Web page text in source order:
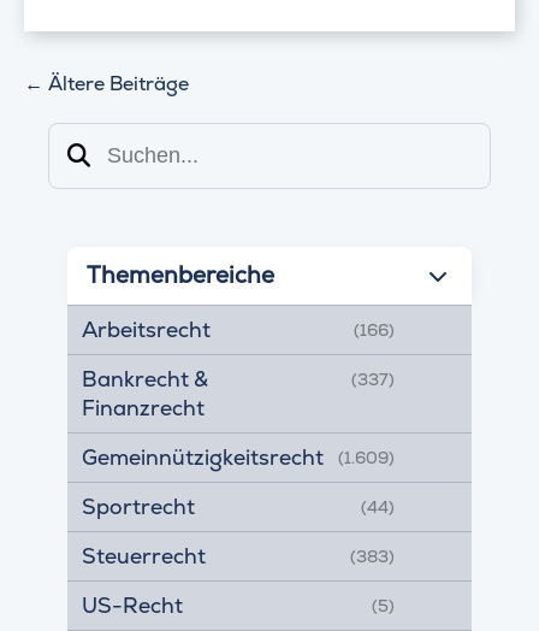
← Ältere Beiträge
Suchen
Themenbereiche
Arbeitsrecht (166)
Bankrecht &
Finanzrecht
(337)
Gemeinnützigkeitsrecht (1.609)
Sportrecht (44)
Steuerrecht (383)
US-Recht (5)